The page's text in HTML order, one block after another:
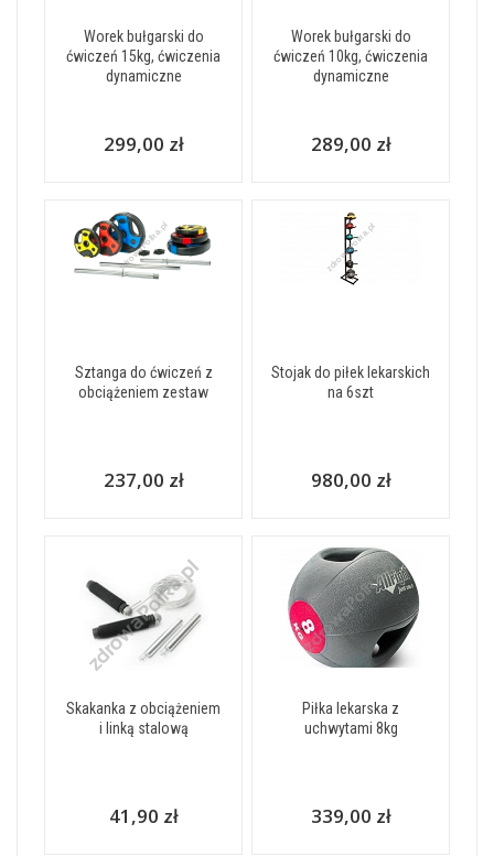
Worek bułgarski do
ćwiczeń 15kg, ćwiczenia
dynamiczne
299,00 zł
Worek bułgarski do
ćwiczeń 10kg, ćwiczenia
dynamiczne
289,00 zł
Sztanga do ćwiczeń z
obciążeniem zestaw
237,00 zł
Stojak do piłek lekarskich
na 6szt
980,00 zł
Skakanka z obciążeniem
i linką stalową
41,90 zł
Piłka lekarska z
uchwytami 8kg
339,00 zł